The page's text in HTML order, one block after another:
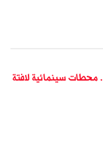
محطات سينمائية لافتة